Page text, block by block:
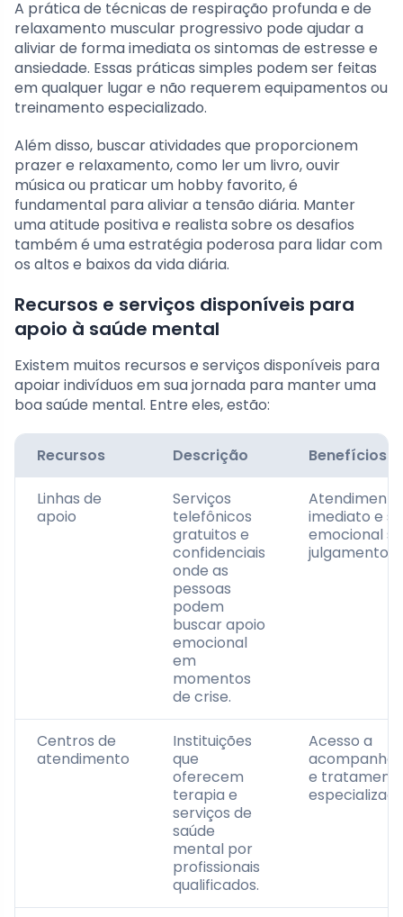
A prática de técnicas de respiração profunda e de
relaxamento muscular progressivo pode ajudar a
aliviar de forma imediata os sintomas de estresse e
ansiedade. Essas práticas simples podem ser feitas
em qualquer lugar e não requerem equipamentos ou
treinamento especializado.
Além disso, buscar atividades que proporcionem
prazer e relaxamento, como ler um livro, ouvir
música ou praticar um hobby favorito, é
fundamental para aliviar a tensão diária. Manter
uma atitude positiva e realista sobre os desafios
também é uma estratégia poderosa para lidar com
os altos e baixos da vida diária.
Recursos e serviços disponíveis para
apoio à saúde mental
Existem muitos recursos e serviços disponíveis para
apoiar indivíduos em sua jornada para manter uma
boa saúde mental. Entre eles, estão:
Recursos Descrição Benefícios
Linhas de
apoio
Serviços
telefônicos
gratuitos e
confidenciais
onde as
pessoas
podem
buscar apoio
emocional
em
momentos
de crise.
Atendimento
imediato e
emocional
julgamentos.
Centros de
atendimento
Instituições
que
oferecem
terapia e
serviços de
saúde
mental por
profissionais
qualificados.
Acesso a
e